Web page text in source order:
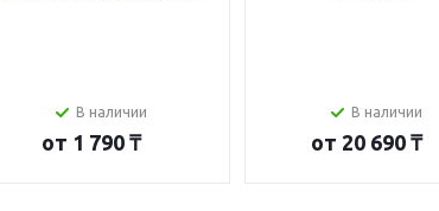
В наличии
от 1 790 ₸
В наличии
от 20 690 ₸